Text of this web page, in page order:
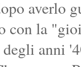
averlo
con la
anni